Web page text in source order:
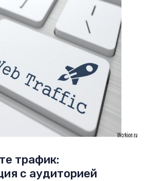
трафик:
с аудиторией